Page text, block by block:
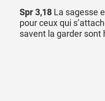
Spr 3,18 La sagesse
pour ceux qui
savent la garder sont